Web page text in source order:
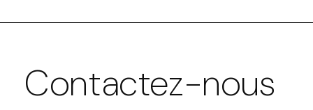
Contactez-nous